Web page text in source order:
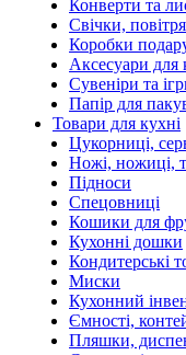
Конверти та
Свічки,
Коробки
Аксесуари для
Сувеніри та
Папір для
Товари для кухні
Цукорниці,
Ножі, ножиці,
Підноси
Спецовниці
Кошики для
Кухонні дошки
Кондитерські
Миски
Кухонний
Ємності,
Пляшки,